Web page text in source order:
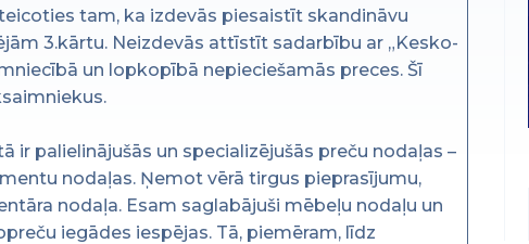
tam, ka izdevās piesaistīt skandināvu
3.kārtu. Neizdevās attīstīt sadarbību ar „Kesko-
un lopkopībā nepieciešamās preces. Šī
ir palielinājušās un specializējušās preču nodaļas –
nodaļas. Ņemot vērā tirgus pieprasījumu,
nodaļa. Esam saglabājuši mēbeļu nodaļu un
iegādes iespējas. Tā, piemēram, līdz